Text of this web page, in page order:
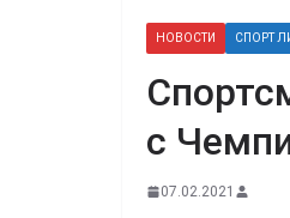
НОВОСТИ СПОРТ
с
07.02.2021